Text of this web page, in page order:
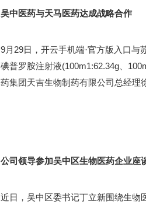
吴中医药与天马医药达成战略合作
9月29日，开云手机端·官方版入口
碘普罗胺注射液(100m1:62.34g、
药集团天吉生物制药有限公司总经理
公司领导参加吴中区生物医药企业座
近日，吴中区委书记丁立新围绕生物